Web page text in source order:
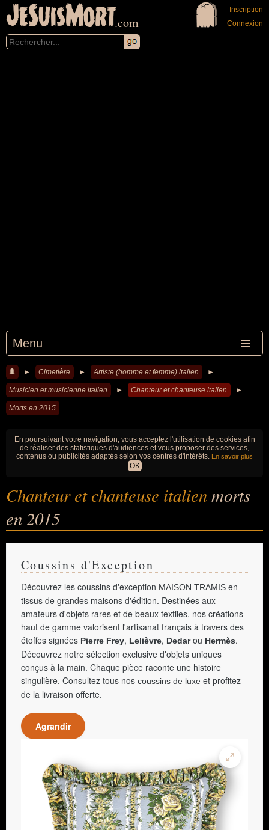
JeSuisMort.com
Menu
Inscription
Connexion
► Cimetière ► Artiste (homme et femme) italien ►
Musicien et musicienne italien ► Chanteur et chanteuse italien ►
Morts en 2015
En poursuivant votre navigation, vous acceptez l'utilisation de cookies afin
de réaliser des statistiques d'audiences et vous proposer des services,
contenus ou publicités adaptés selon vos centres d'intérêts. En savoir plus
OK
Chanteur et chanteuse italienmorts
en 2015
Coussins d'Exception
Découvrez les coussins d'exception MAISON TRAMIS en
tissus de grandes maisons d'édition. Destinées aux
amateurs d'objets rares et de beaux textiles, nos créations
haut de gamme valorisent l'artisanat français à travers des
étoffes signées Pierre Frey, Lelièvre, Dedarou Hermès.
Découvrez notre sélection exclusive d'objets uniques
conçus à la main. Chaque pièce raconte une histoire
singulière. Consultez tous nos coussins de luxe et profitez
de la livraison offerte.
Agrandir